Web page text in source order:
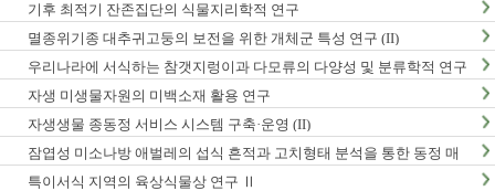
기후 최적기 잔존집단의 식물지리학적 연구
멸종위기종 대추귀고둥의 보전을 위한 개체군 특성 연구 (II)
우리나라에 서식하는 참갯지렁이과 다모류의 다양성 및 분류학적 연구
(I)
자생 미생물자원의 미백소재 활용 연구
자생생물 종동정 서비스 시스템 구축·운영 (II)
잠엽성 미소나방 애벌레의 섭식 흔적과 고치형태 분석을 통한 동정 매
뉴얼 개발 및 생활사 연구
특이서식 지역의 육상식물상 연구 Ⅱ